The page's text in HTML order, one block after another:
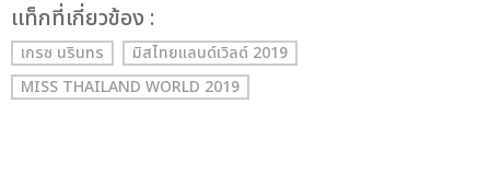
เเท็กที่เกี่ยวข้อง :
เกรซ นรินทร
มิสไทยแลนด์เวิลด์ 2019
MISS THAILAND WORLD 2019